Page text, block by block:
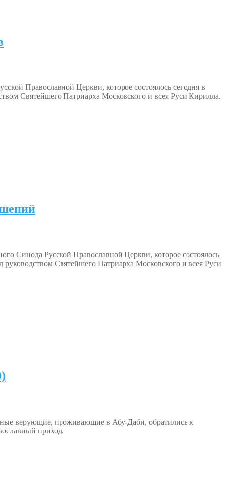
Православной Церкви, которое состоялось сегодня в
Святейшего Патриарха Московского и всея Руси Кирилла.
Синода Русской Православной Церкви, которое состоялось
Святейшего Патриарха Московского и всея Руси
верующие, проживающие в Абу-Даби, обратились к
приход.